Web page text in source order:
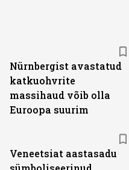
Nürnbergist avastatud
katkuohvrite
massihaud võib olla
Euroopa suurim
Veneetsiat aastasadu